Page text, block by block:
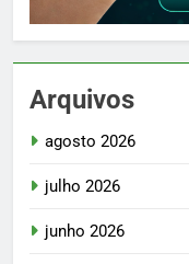
Arquivos
agosto 2026
julho 2026
junho 2026